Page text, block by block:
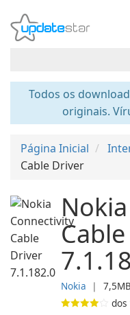
Todos os
originais.
Página Inicial
Cable Driver
Nokia ❘ 7,5MB
dos